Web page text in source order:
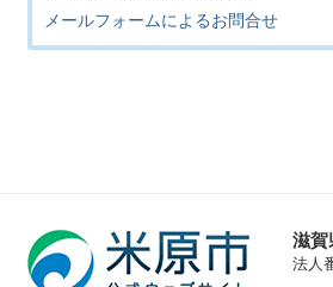
メールフォームによるお問合せ
滋賀
法人